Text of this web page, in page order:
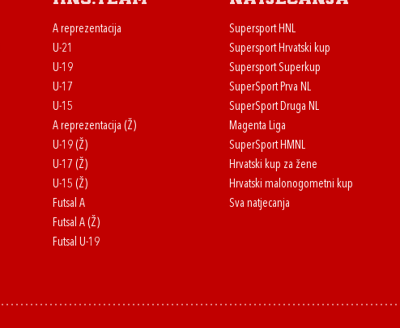
A reprezentacija
U-21
U-19
U-17
U-15
A reprezentacija (Ž)
U-19 (Ž)
U-17 (Ž)
U-15 (Ž)
Futsal A
Futsal A (Ž)
Futsal U-19
Supersport HNL
Supersport Hrvatski kup
Supersport Superkup
SuperSport Prva NL
SuperSport Druga NL
Magenta Liga
SuperSport HMNL
Hrvatski kup za žene
Hrvatski malonogometni kup
Sva natjecanja